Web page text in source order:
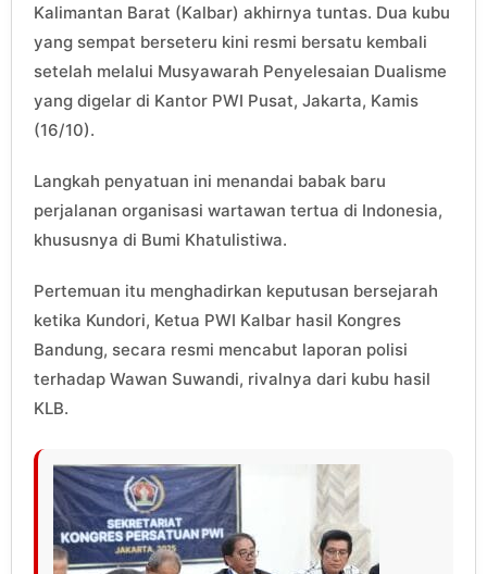
Kalimantan Barat (Kalbar) akhirnya tuntas. Dua kubu
yang sempat berseteru kini resmi bersatu kembali
setelah melalui Musyawarah Penyelesaian Dualisme
yang digelar di Kantor PWI Pusat, Jakarta, Kamis
(16/10).
Langkah penyatuan ini menandai babak baru
perjalanan organisasi wartawan tertua di Indonesia,
khususnya di Bumi Khatulistiwa.
Pertemuan itu menghadirkan keputusan bersejarah
ketika Kundori, Ketua PWI Kalbar hasil Kongres
Bandung, secara resmi mencabut laporan polisi
terhadap Wawan Suwandi, rivalnya dari kubu hasil
KLB.